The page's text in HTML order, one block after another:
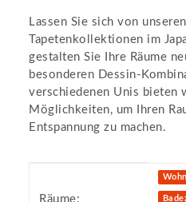
Lassen Sie sich von
Tapetenkollektionen im
gestalten Sie Ihre Räume
besonderen Dessin-
verschiedenen Unis bieten
Möglichkeiten, um Ihren
Entspannung zu machen.
Räume: